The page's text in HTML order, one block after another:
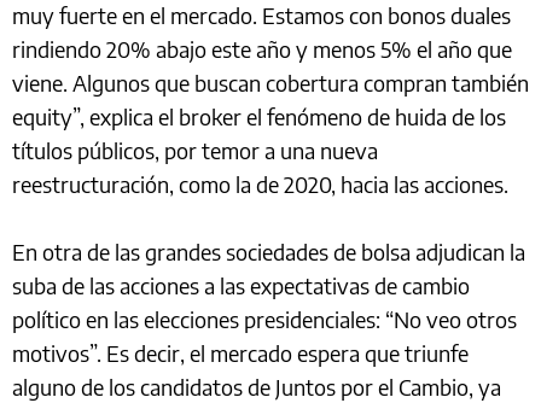
muy fuerte en el mercado. Estamos con bonos duales
rindiendo 20% abajo este año y menos 5% el año que
viene. Algunos que buscan cobertura compran también
equity”, explica el broker el fenómeno de huida de los
títulos públicos, por temor a una nueva
reestructuración, como la de 2020, hacia las acciones.
En otra de las grandes sociedades de bolsa adjudican la
suba de las acciones a las expectativas de cambio
político en las elecciones presidenciales: “No veo otros
motivos”. Es decir, el mercado espera que triunfe
alguno de los candidatos de Juntos por el Cambio, ya